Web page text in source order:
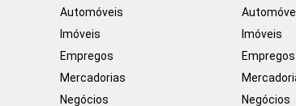
Automóveis
Imóveis
Empregos
Mercadorias
Negócios
Imóveis
Empregos
Negócios